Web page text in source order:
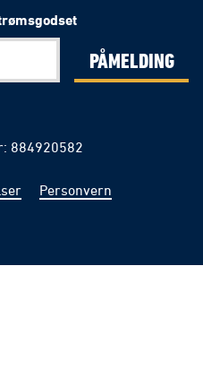
PÅMELDING
884920582
Personvern